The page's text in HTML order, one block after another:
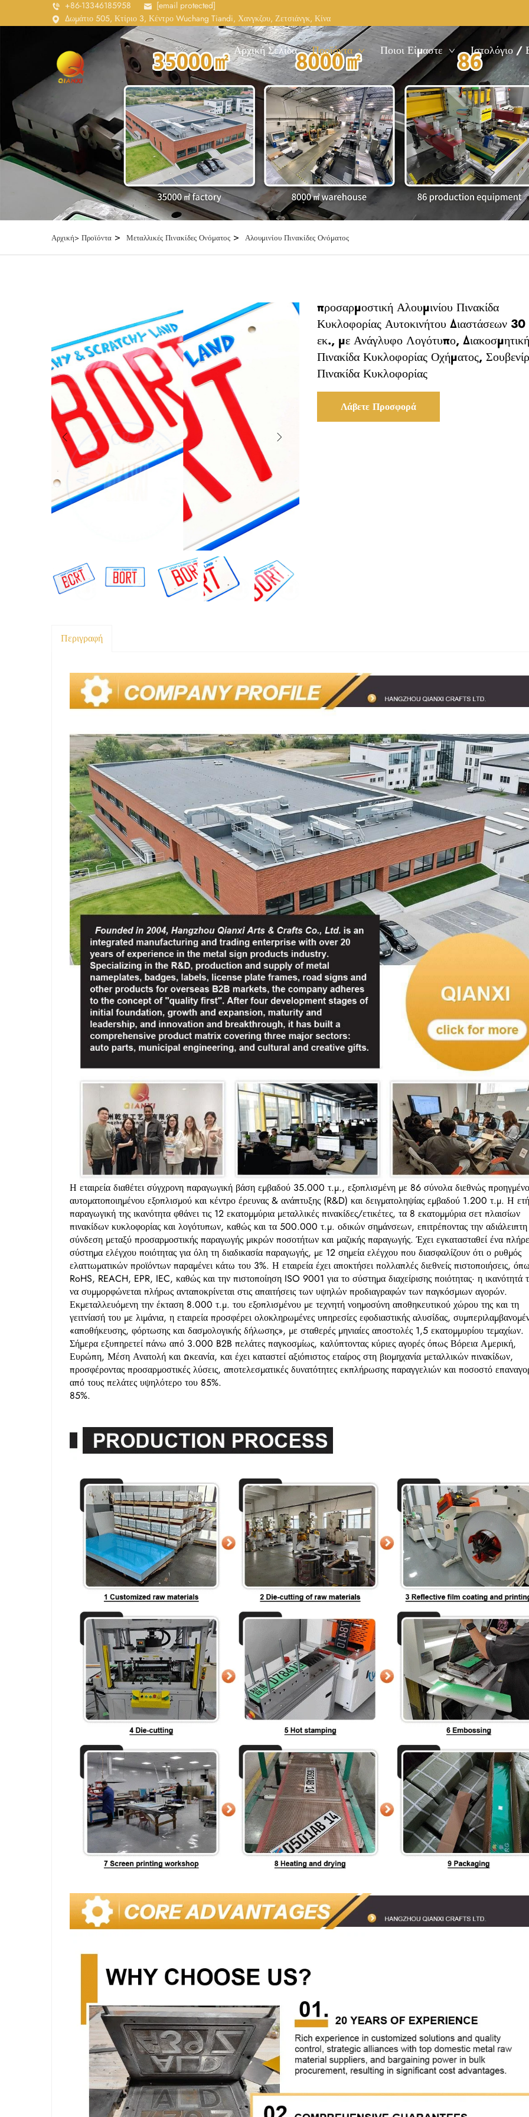
+86-13346185958
[email protected]
Δωμάτιο 505, Κτίριο 3, Κέντρο Wuchang Tiandi, Χανγκζου, Ζετσιάνγκ, Κίνα
Αρχική Σελίδα Προϊόντα Ποιοι Είμαστε Ιστολόγιο /
Αρχική> Προϊόντα > Μεταλλικές Πινακίδες Ονόματος > Αλουμινίου Πινακίδες Ονόματος
προσαρμοστική Αλουμινίου Πινακίδα
Κυκλοφορίας Αυτοκινήτου Διαστάσεων
εκ., με Ανάγλυφο Λογότυπο, Διακοσμητική
Πινακίδα Κυκλοφορίας Οχήματος, Σουβενίρ
Πινακίδα Κυκλοφορίας
Λάβετε Προσφορά
Περιγραφή
Η εταιρεία διαθέτει σύγχρονη παραγωγική βάση εμβαδού 35.000 τ.μ., εξοπλισμένη με 86 σύνολα διεθνώς
αυτοματοποιημένου εξοπλισμού και κέντρο έρευνας & ανάπτυξης (R&D) και δειγματοληψίας εμβαδού 1.200 τ.μ. Η
παραγωγική της ικανότητα φθάνει τις 12 εκατομμύρια μεταλλικές πινακίδες/ετικέτες, τα 8 εκατομμύρια σετ πλαισίων
πινακίδων κυκλοφορίας και λογότυπων, καθώς και τα 500.000 τ.μ. οδικών σημάνσεων, επιτρέποντας την αδιάλειπτη
σύνδεση μεταξύ προσαρμοστικής παραγωγής μικρών ποσοτήτων και μαζικής παραγωγής. Έχει εγκατασταθεί ένα
σύστημα ελέγχου ποιότητας για όλη τη διαδικασία παραγωγής, με 12 σημεία ελέγχου που διασφαλίζουν ότι ο ρυθμός
ελαττωματικών προϊόντων παραμένει κάτω του 3%. Η εταιρεία έχει αποκτήσει πολλαπλές διεθνείς πιστοποιήσεις,
RoHS, REACH, EPR, IEC, καθώς και την πιστοποίηση ISO 9001 για το σύστημα διαχείρισης ποιότητας· η ικανότητά
να συμμορφώνεται πλήρως ανταποκρίνεται στις απαιτήσεις των υψηλών προδιαγραφών των παγκόσμιων αγορών.
Εκμεταλλευόμενη την έκταση 8.000 τ.μ. του εξοπλισμένου με τεχνητή νοημοσύνη αποθηκευτικού χώρου της και τη
γειτνίασή του με λιμάνια, η εταιρεία προσφέρει ολοκληρωμένες υπηρεσίες εφοδιαστικής αλυσίδας,
«αποθήκευσης, φόρτωσης και δασμολογικής δήλωσης», με σταθερές μηνιαίες αποστολές 1,5 εκατομμυρίου τεμαχίων.
Σήμερα εξυπηρετεί πάνω από 3.000 B2B πελάτες παγκοσμίως, καλύπτοντας κύριες αγορές όπως Βόρεια Αμερική,
Ευρώπη, Μέση Ανατολή και Ωκεανία, και έχει καταστεί αξιόπιστος εταίρος στη βιομηχανία μεταλλικών πινακίδων,
προσφέροντας προσαρμοστικές λύσεις, αποτελεσματικές δυνατότητες εκπλήρωσης παραγγελιών και ποσοστό
από τους πελάτες υψηλότερο του 85%.
85%.